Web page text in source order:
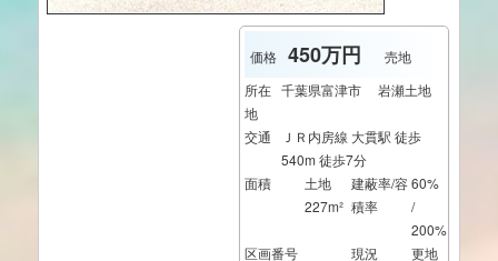
価格 450万円
売地
所在
地
千葉県富津市 岩瀬土地
交通
ＪＲ内房線 大貫駅 徒歩
540m 徒歩7分
面積
土地
227m²
建蔽率/容
積率
60%
/
200%
区画番号
現況
更地